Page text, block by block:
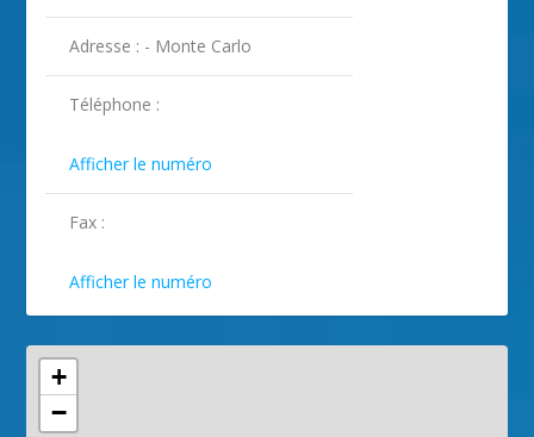
Adresse : - Monte Carlo
Téléphone :
Afficher le numéro
Fax :
Afficher le numéro
+
−